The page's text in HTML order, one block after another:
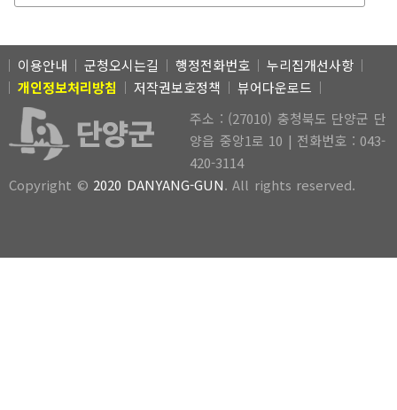
이용안내 군청오시는길 행정전화번호
누리집개선사항
개인정보처리방침
저작권보호정책
뷰어다운로드
주소 : (27010) 충청북도 단양군 단
양읍 중앙1로 10 | 전화번호 : 043-
420-3114
Copyright © 2020 DANYANG-GUN. All rights reserved.